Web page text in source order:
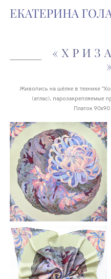
ЕКАТЕРИНА
Живопись на шёлке в технике
(атлас), парозакрепляемые
Платок